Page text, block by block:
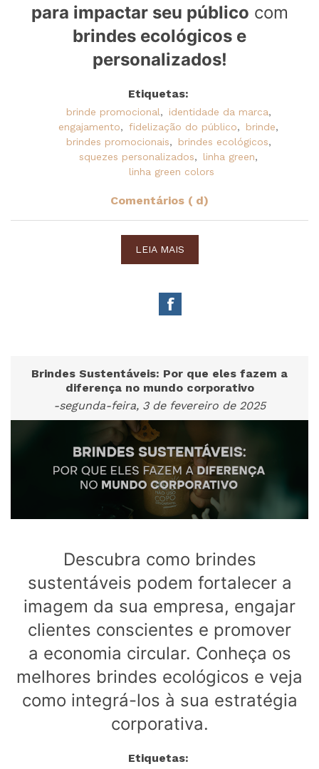
para impactar seu público com
brindes ecológicos e
personalizados!
Etiquetas:
brinde promocional, identidade da marca,
engajamento, fidelização do público, brinde,
brindes promocionais, brindes ecológicos,
squezes personalizados, linha green,
linha green colors
Comentários ( d)
LEIA MAIS
Brindes Sustentáveis: Por que eles fazem a
diferença no mundo corporativo
-segunda-feira, 3 de fevereiro de 2025
Descubra como brindes
sustentáveis podem fortalecer a
imagem da sua empresa, engajar
clientes conscientes e promover
a economia circular. Conheça os
melhores brindes ecológicos e veja
como integrá-los à sua estratégia
corporativa.
Etiquetas: